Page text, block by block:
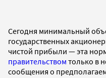
Сегодня минимальный
государственных
чистой прибыли — эта
правительством только в
сообщения о